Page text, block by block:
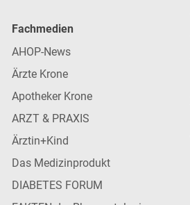
Fachmedien
AHOP-News
Ärzte Krone
Apotheker Krone
ARZT & PRAXIS
Ärztin+Kind
Das Medizinprodukt
DIABETES FORUM